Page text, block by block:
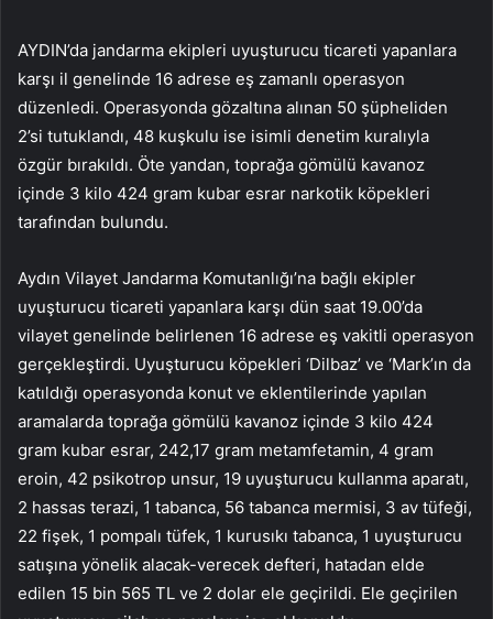
AYDIN’da jandarma ekipleri uyuşturucu ticareti yapanlara
karşı il genelinde 16 adrese eş zamanlı operasyon
düzenledi. Operasyonda gözaltına alınan 50 şüpheliden
2’si tutuklandı, 48 kuşkulu ise isimli denetim kuralıyla
özgür bırakıldı. Öte yandan, toprağa gömülü kavanoz
içinde 3 kilo 424 gram kubar esrar narkotik köpekleri
tarafından bulundu.
Aydın Vilayet Jandarma Komutanlığı’na bağlı ekipler
uyuşturucu ticareti yapanlara karşı dün saat 19.00’da
vilayet genelinde belirlenen 16 adrese eş vakitli operasyon
gerçekleştirdi. Uyuşturucu köpekleri ‘Dilbaz’ ve ‘Mark’ın da
katıldığı operasyonda konut ve eklentilerinde yapılan
aramalarda toprağa gömülü kavanoz içinde 3 kilo 424
gram kubar esrar, 242,17 gram metamfetamin, 4 gram
eroin, 42 psikotrop unsur, 19 uyuşturucu kullanma aparatı,
2 hassas terazi, 1 tabanca, 56 tabanca mermisi, 3 av tüfeği,
22 fişek, 1 pompalı tüfek, 1 kurusıkı tabanca, 1 uyuşturucu
satışına yönelik alacak-verecek defteri, hatadan elde
edilen 15 bin 565 TL ve 2 dolar ele geçirildi. Ele geçirilen